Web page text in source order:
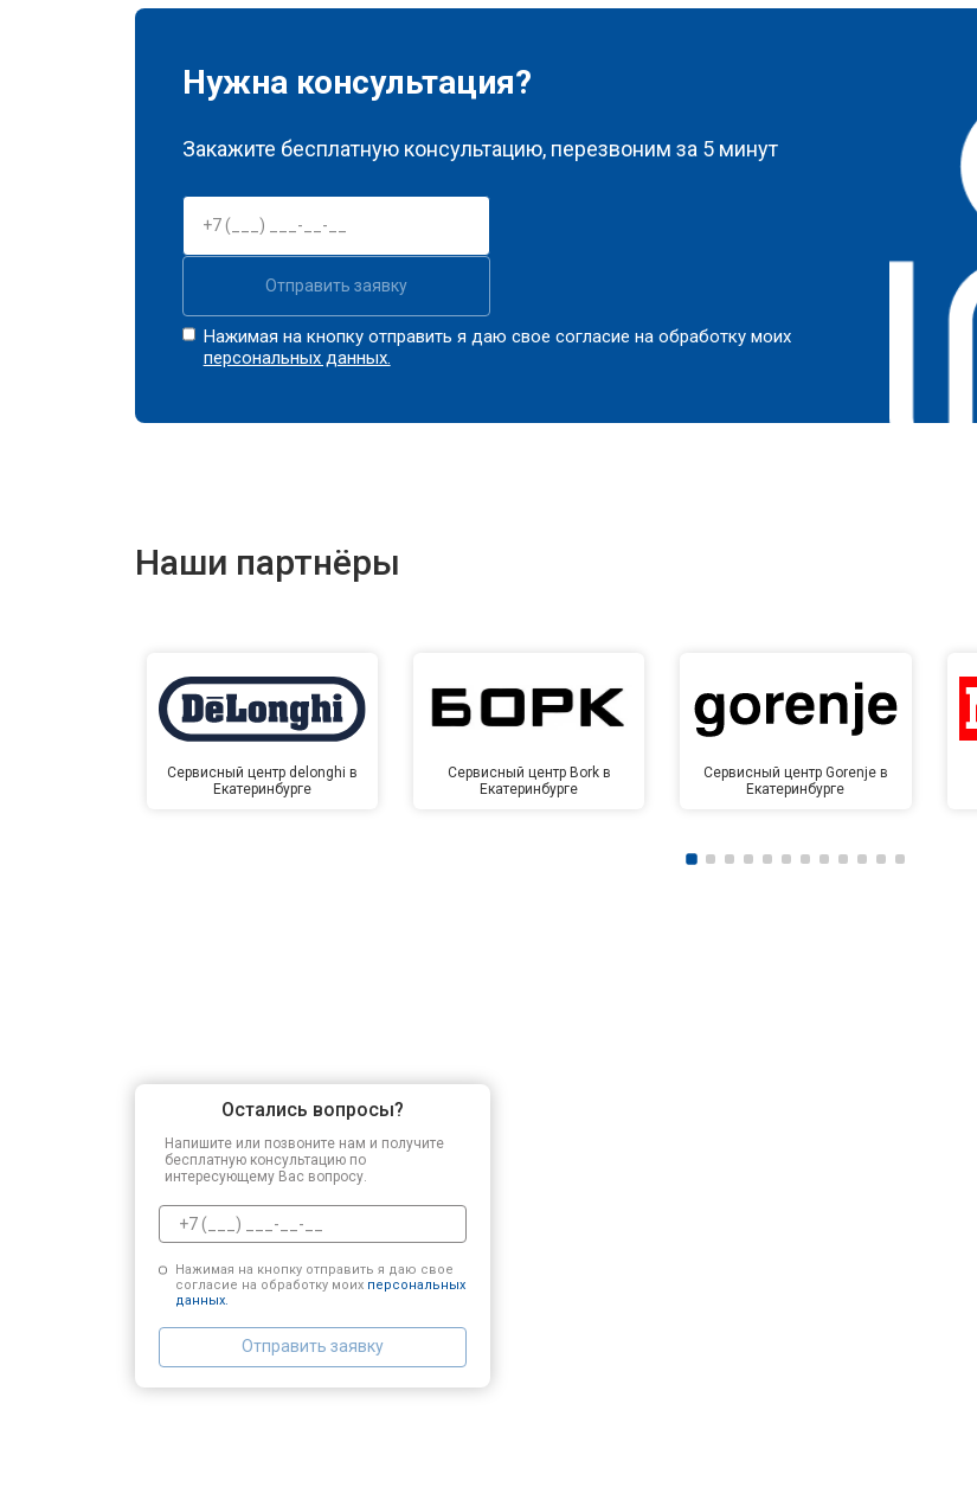
Нужна консультация?
Закажите бесплатную консультацию, перезвоним за 5 минут
Отправить заявку
Нажимая на кнопку отправить я даю свое согласие на обработку моих
персональных данных.
Наши партнёры
Сервисный центр delonghi в
Екатеринбурге
Сервисный центр Bork в
Екатеринбурге
Сервисный центр Gorenje в
Екатеринбурге
Остались вопросы?
Напишите или позвоните нам и получите
бесплатную консультацию по
интересующему Вас вопросу.
Нажимая на кнопку отправить я даю свое
согласие на обработку моих персональных
данных.
Отправить заявку